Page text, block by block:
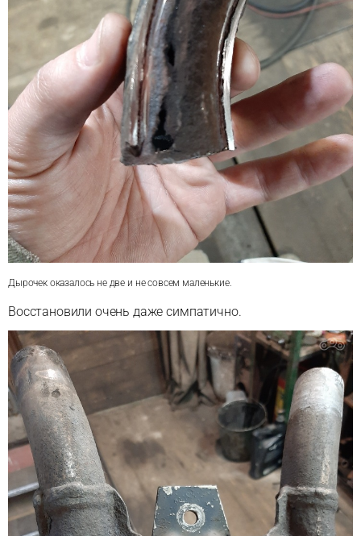
Дырочек оказалось не две и не совсем маленькие.
Восстановили очень даже симпатично.